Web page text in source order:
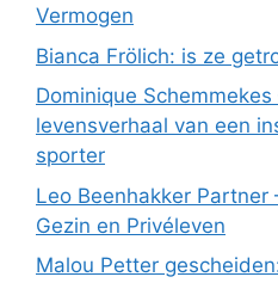
Vermogen
Bianca Frölich: is ze
Dominique
levensverhaal van een
sporter
Leo Beenhakker Partner
Gezin en Privéleven
Malou Petter